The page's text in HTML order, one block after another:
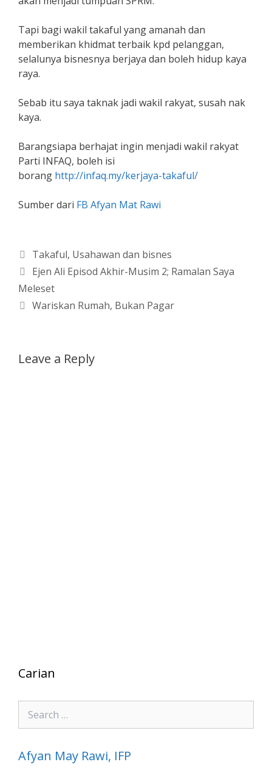
Tapi bagi wakil takaful yang amanah dan
memberikan khidmat terbaik kpd pelanggan,
selalunya bisnesnya berjaya dan boleh hidup kaya
raya.
Sebab itu saya taknak jadi wakil rakyat, susah nak
kaya.
Barangsiapa berhajat ingin menjadi wakil rakyat
Parti INFAQ, boleh isi
borang http://infaq.my/kerjaya-takaful/
Sumber dari FB Afyan Mat Rawi
Categories
Takaful, Usahawan dan bisnes
Ejen Ali Episod Akhir-Musim 2; Ramalan Saya
Meleset
Wariskan Rumah, Bukan Pagar
Leave a Reply
Carian
Search
for:
Afyan May Rawi, IFP